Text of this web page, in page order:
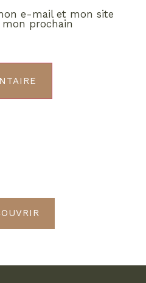
e-mail et mon site
prochain